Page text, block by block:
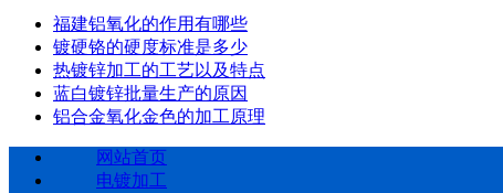
福建铝氧化的作用有哪些
镀硬铬的硬度标准是多少
热镀锌加工的工艺以及特点
蓝白镀锌批量生产的原因
铝合金氧化金色的加工原理
网站首页
电镀加工